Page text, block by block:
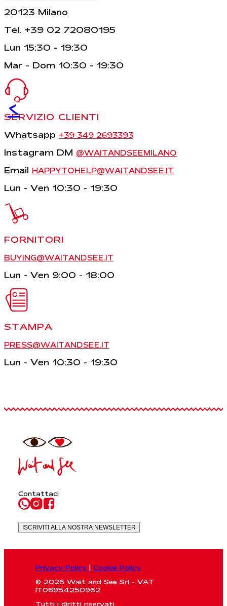
<
20123 Milano
Tel. +39 02 72080195
Lun 15:30 - 19:30
Mar - Dom 10:30 - 19:30
SERVIZIO CLIENTI
Whatsapp +39 349 2693393
Instagram DM @WAITANDSEEMILANO
Email HAPPYTOHELP@WAITANDSEE.IT
Lun - Ven 10:30 - 19:30
FORNITORI
BUYING@WAITANDSEE.IT
Lun - Ven 9:00 - 18:00
STAMPA
PRESS@WAITANDSEE.IT
Lun - Ven 10:30 - 19:30
Contattaci
ISCRIVITI ALLA NOSTRA NEWSLETTER
Privacy Policy
Cookie Policy
© 2026 Wait and See Srl - VAT
IT06954250962
Tutti i diritti riservati